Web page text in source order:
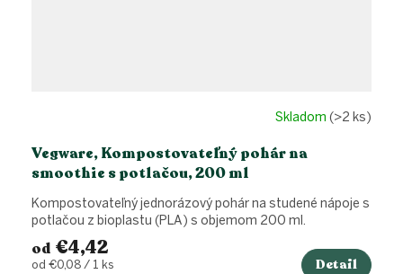
Vegware, Kompostovateľný pohár na
smoothie s potlačou, 200 ml
Skladom (>2 ks)
od €4,42
Jednotková
od €0,08 / 1 ks Detail
Kompostovateľný jednorázový pohár na studené nápoje s
potlačou z bioplastu (PLA) s objemom 200 ml.